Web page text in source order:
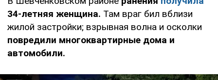
34-летняя женщина. Там враг бил вблизи
жилой застройки; взрывная волна и осколки
повредили многоквартирные дома и
автомобили.